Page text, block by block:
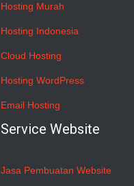
Hosting Murah
Hosting Indonesia
Cloud Hosting
Hosting WordPress
Email Hosting
Service Website
Jasa Pembuatan Website